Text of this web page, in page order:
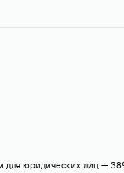
для юридических лиц —